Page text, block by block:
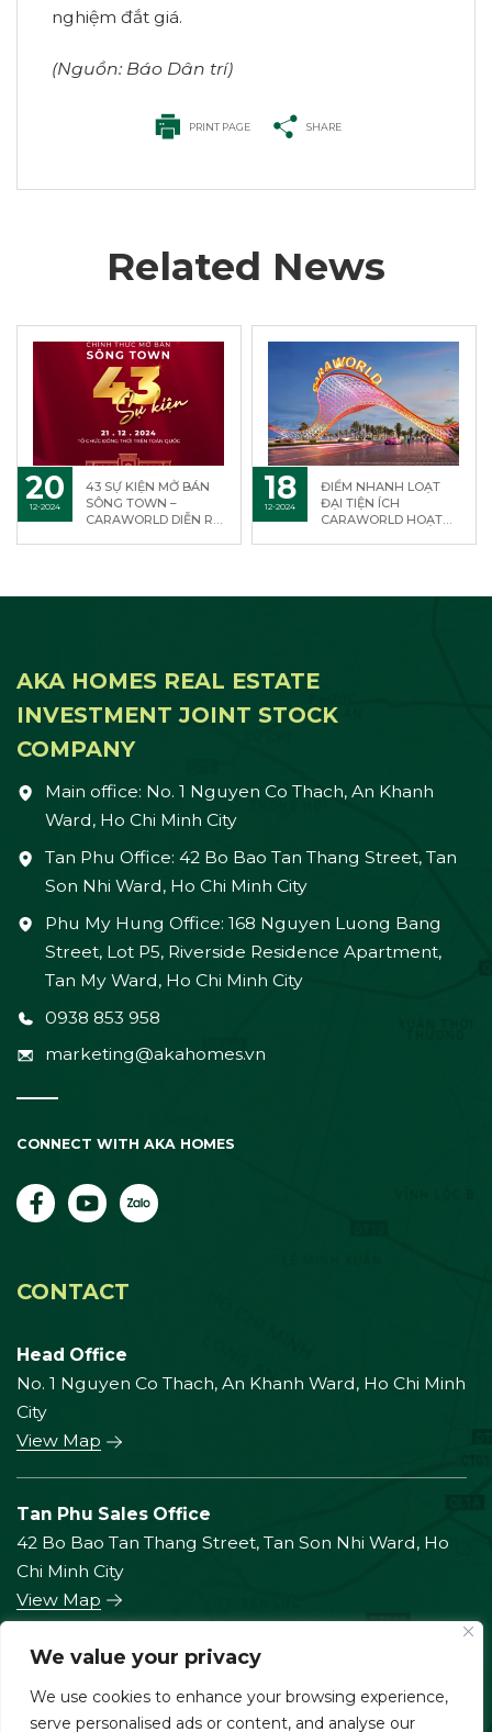
We value your privacy
We use cookies to enhance your browsing experience,
serve personalised ads or content, and analyse our
nghiệm đắt giá.
(Nguồn: Báo Dân trí)
PRINT PAGE SHARE
Related News
20
12-2024
43 SỰ KIỆN MỞ BÁN
SÔNG TOWN –
CARAWORLD DIỄN RA
18
12-2024
ĐIỂM NHANH LOẠT
ĐẠI TIỆN ÍCH
CARAWORLD HOẠT
AKA HOMES REAL ESTATE
INVESTMENT JOINT STOCK
COMPANY
Main office: No. 1 Nguyen Co Thach, An Khanh
Ward, Ho Chi Minh City
Tan Phu Office: 42 Bo Bao Tan Thang Street, Tan
Son Nhi Ward, Ho Chi Minh City
Phu My Hung Office: 168 Nguyen Luong Bang
Street, Lot P5, Riverside Residence Apartment,
Tan My Ward, Ho Chi Minh City
0938 853 958
marketing@akahomes.vn
CONNECT WITH AKA HOMES
CONTACT
Head Office
No. 1 Nguyen Co Thach, An Khanh Ward, Ho Chi Minh
City
View Map
Tan Phu Sales Office
42 Bo Bao Tan Thang Street, Tan Son Nhi Ward, Ho
Chi Minh City
View Map
Phu My Hung Sales Office
168 Nguyen Luong Bang, Lot P5, Riverside